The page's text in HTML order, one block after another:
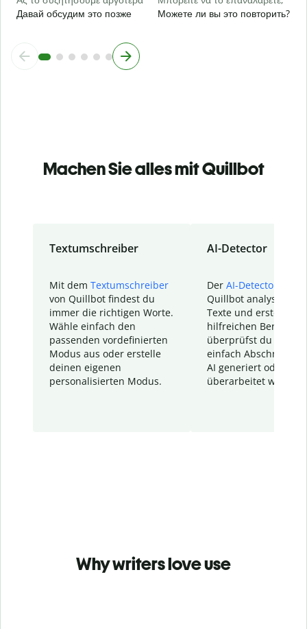
Давай обсудим это позже
Можете ли вы это повторить?
Machen Sie alles mit Quillbot
Textumschreiber
Mit dem Textumschreiber
von Quillbot findest du
immer die richtigen Worte.
Wähle einfach den
passenden vordefinierten
Modus aus oder erstelle
deinen eigenen
personalisierten Modus.
AI-Detector
Der AI-Detector
Quillbot analysiert
Texte und erstellt
hilfreichen Bericht.
überprüfst du
einfach Abschnitte,
AI generiert oder
überarbeitet wurden.
Why writers love use